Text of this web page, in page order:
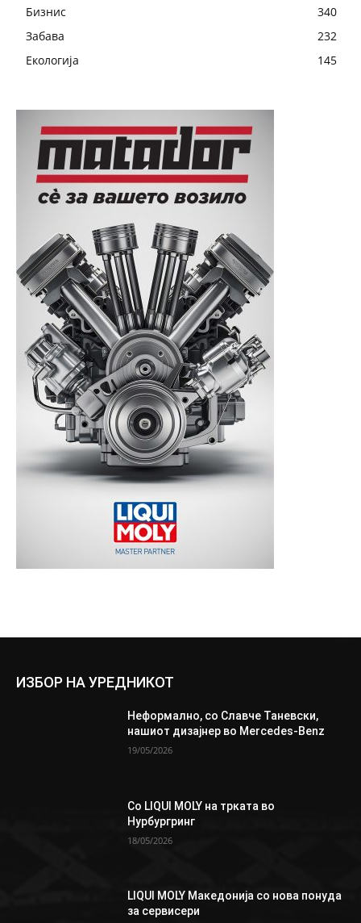
Бизнис
340
Забава
232
Екологија
145
ИЗБОР НА УРЕДНИКОТ
Неформално, со Славче Таневски,
нашиот дизајнер во Mercedes-Benz
19/05/2026
Со LIQUI MOLY на трката во
Нурбургринг
18/05/2026
LIQUI MOLY Македонија со нова понуда
за сервисери